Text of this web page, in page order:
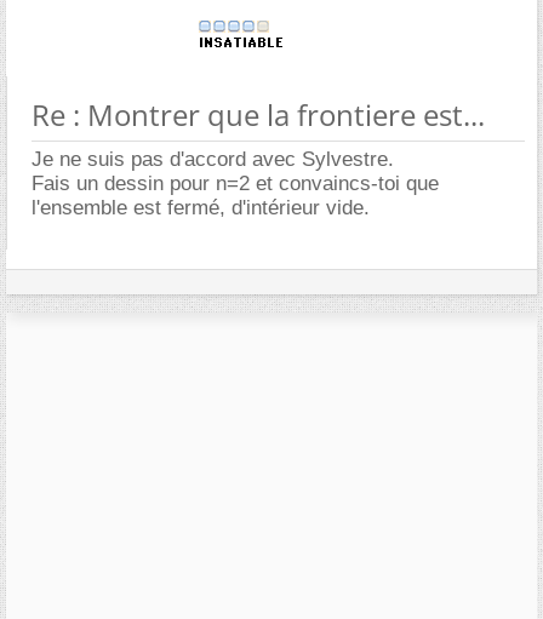
Re : Montrer que la frontiere est...
Je ne suis pas d'accord avec Sylvestre.
Fais un dessin pour n=2 et convaincs-toi que
l'ensemble est fermé, d'intérieur vide.